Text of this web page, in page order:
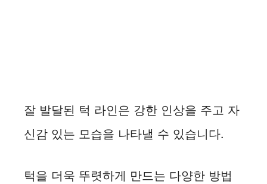
잘 발달된 턱 라인은 강한 인상을 주고 자
신감 있는 모습을 나타낼 수 있습니다.
턱을 더욱 뚜렷하게 만드는 다양한 방법